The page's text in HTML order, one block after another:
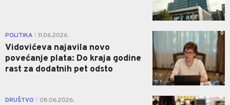
POLITIKA 11.06.2026.
Vidovićeva najavila novo
povećanje plata: Do kraja godine
rast za dodatnih pet odsto
0
DRUŠTVO 08.06.2026. 0